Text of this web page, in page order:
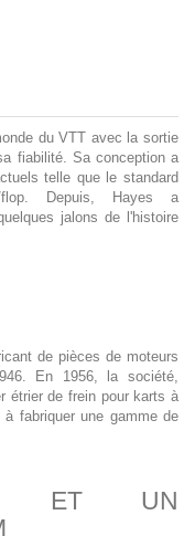
du VTT avec la sortie
fiabilité. Sa conception a
telle que le standard
flop. Depuis, Hayes a
jalons de l'histoire
de pièces de moteurs
En 1956, la société,
étrier de frein pour karts à
fabriquer une gamme de
ET UN